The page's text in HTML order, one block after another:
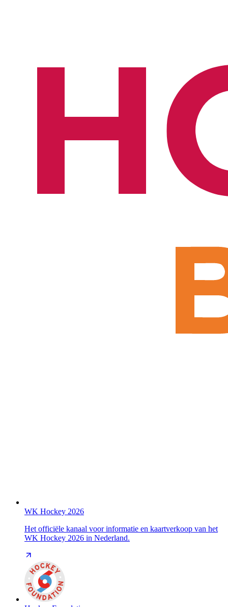
WK Hockey 2026
Het officiële kanaal voor informatie en kaartverkoop van het
WK Hockey 2026 in Nederland.